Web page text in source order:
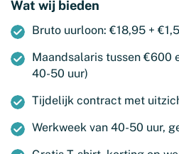
Wat wij bieden
Bruto uurloon: €18,95 +
Maandsalaris tussen €600
40-50 uur)
Tijdelijk contract met
Werkweek van 40-50 uur,